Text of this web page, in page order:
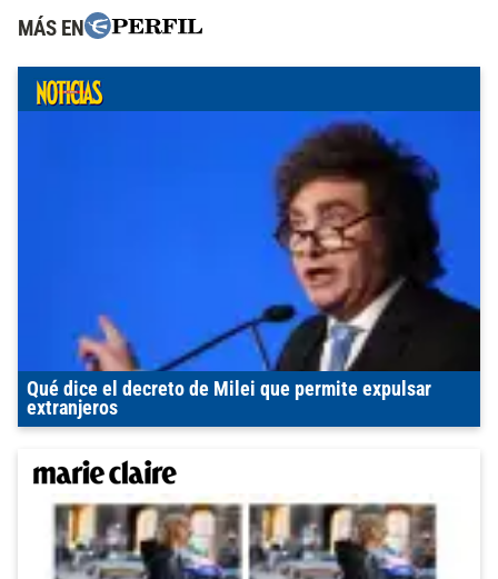
MÁS EN
Qué dice el decreto de Milei que permite expulsar
extranjeros